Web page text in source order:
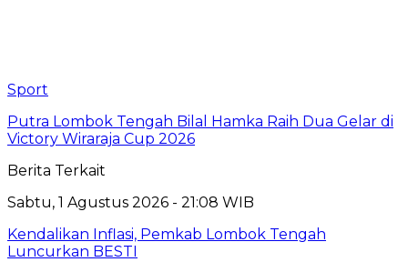
Sport
Putra Lombok Tengah Bilal Hamka Raih Dua Gelar di
Victory Wiraraja Cup 2026
Berita Terkait
Sabtu, 1 Agustus 2026 - 21:08 WIB
Kendalikan Inflasi, Pemkab Lombok Tengah
Luncurkan BESTI